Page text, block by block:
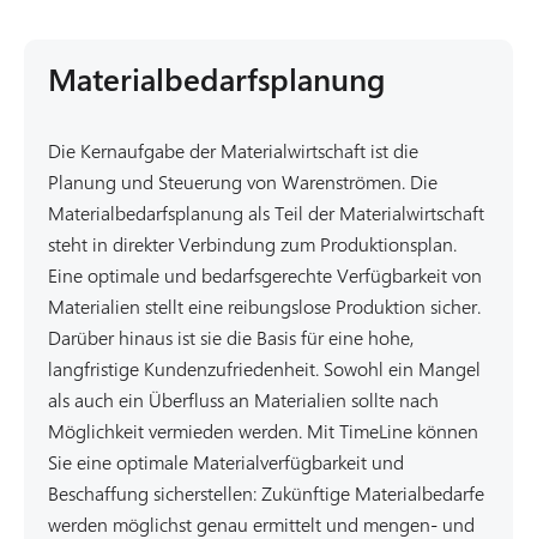
Materialbedarfsplanung
Die Kernaufgabe der Materialwirtschaft ist die
Planung und Steuerung von Warenströmen. Die
Materialbedarfsplanung als Teil der Materialwirtschaft
steht in direkter Verbindung zum Produktionsplan.
Eine optimale und bedarfsgerechte Verfügbarkeit von
Materialien stellt eine reibungslose Produktion sicher.
Darüber hinaus ist sie die Basis für eine hohe,
langfristige Kundenzufriedenheit. Sowohl ein Mangel
als auch ein Überfluss an Materialien sollte nach
Möglichkeit vermieden werden. Mit TimeLine können
Sie eine optimale Materialverfügbarkeit und
Beschaffung sicherstellen: Zukünftige Materialbedarfe
werden möglichst genau ermittelt und mengen- und